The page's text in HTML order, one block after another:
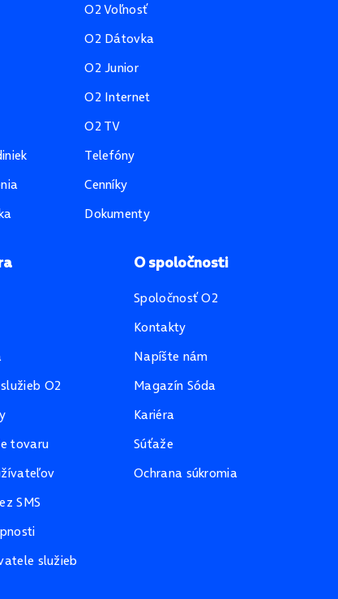
O2 Voľnosť
O2 Dátovka
O2 Junior
O2 Internet
O2 TV
Telefóny
Cenníky
Dokumenty
O2
tovaru
SMS
služieb
O spoločnosti
Spoločnosť O2
Kontakty
Napíšte nám
Magazín Sóda
Kariéra
Súťaže
Ochrana súkromia